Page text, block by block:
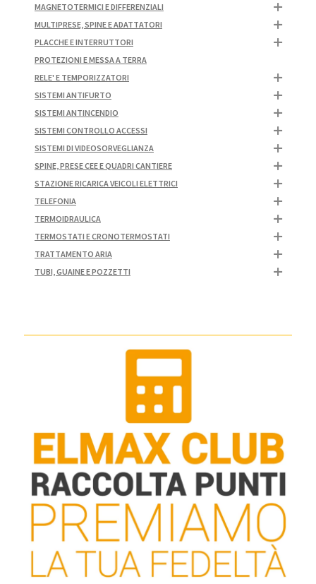
MAGNETOTERMICI E DIFFERENZIALI
MULTIPRESE, SPINE E ADATTATORI
PLACCHE E INTERRUTTORI
PROTEZIONI E MESSA A TERRA
RELE' E TEMPORIZZATORI
SISTEMI ANTIFURTO
SISTEMI ANTINCENDIO
SISTEMI CONTROLLO ACCESSI
SISTEMI DI VIDEOSORVEGLIANZA
SPINE, PRESE CEE E QUADRI CANTIERE
STAZIONE RICARICA VEICOLI ELETTRICI
TELEFONIA
TERMOIDRAULICA
TERMOSTATI E CRONOTERMOSTATI
TRATTAMENTO ARIA
TUBI, GUAINE E POZZETTI